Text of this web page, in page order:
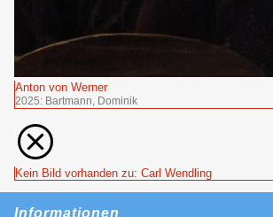
Anton von Werner
2025: Bartmann, Dominik
Kein Bild vorhanden zu: Carl Wendling
Informationen